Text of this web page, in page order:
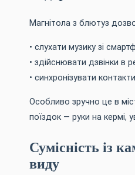
Магнітола з блютуз
• слухати музику зі
• здійснювати дзвінки в
• синхронізувати
Особливо зручно це в
поїздок — руки на кермі,
Сумісність із
виду